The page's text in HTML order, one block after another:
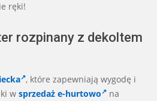
ręki!
rozpinany z dekoltem
, które zapewniają wygodę i
w sprzedaż e-hurtowo
na